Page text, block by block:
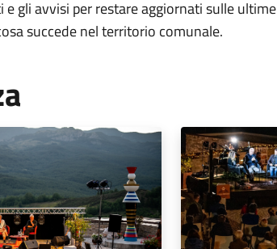
e gli avvisi per restare aggiornati sulle ultime
succede nel territorio comunale.